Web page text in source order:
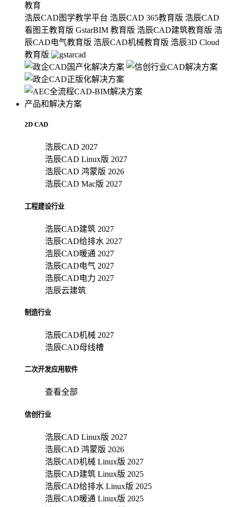
教育
浩辰CAD图学教学平台 浩辰CAD 365教育版 浩辰CAD
看图王教育版 GstarBIM 教育版 浩辰CAD建筑教育版 浩
辰CAD电气教育版 浩辰CAD机械教育版 浩辰3D Cloud
教育版
产品和解决方案
2D CAD
浩辰CAD 2027
浩辰CAD Linux版 2027
浩辰CAD 鸿蒙版 2026
浩辰CAD Mac版 2027
工程建设行业
浩辰CAD建筑 2027
浩辰CAD给排水 2027
浩辰CAD暖通 2027
浩辰CAD电气 2027
浩辰CAD电力 2027
浩辰云建筑
制造行业
浩辰CAD机械 2027
浩辰CAD母线槽
二次开发应用软件
查看全部
信创行业
浩辰CAD Linux版 2027
浩辰CAD 鸿蒙版 2026
浩辰CAD机械 Linux版 2027
浩辰CAD建筑 Linux版 2025
浩辰CAD给排水 Linux版 2025
浩辰CAD暖通 Linux版 2025